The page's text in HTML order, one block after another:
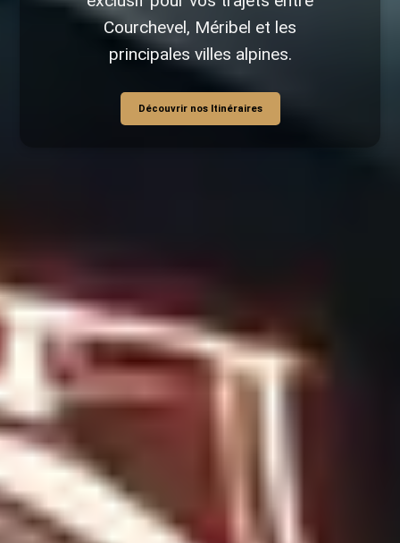
Courchevel, Méribel et les
principales villes alpines.
Découvrir nos Itinéraires